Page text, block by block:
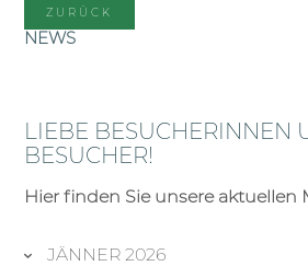
ZURÜCK
NEWS
LIEBE BESUCHERINNEN
BESUCHER!
Hier finden Sie unsere aktuellen
JÄNNER 2026